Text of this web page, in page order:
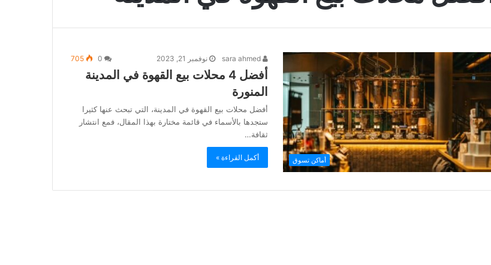
أماكن تسوق
نوفمبر 21, 2023 705
أفضل 4 محلات بيع القهوة في المدينة
المنورة
أفضل محلات بيع القهوة في المدينة، التي تبحث عنها كثيرا
ستجدها بالأسماء في قائمة مختارة بهذا المقال، فمع انتشار
ثقافة…
أكمل القراءة »